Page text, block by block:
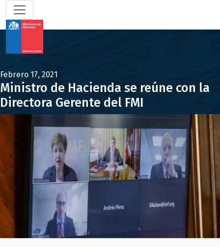
Febrero 17, 2021
Ministro de Hacienda se reúne con la
Directora Gerente del FMI